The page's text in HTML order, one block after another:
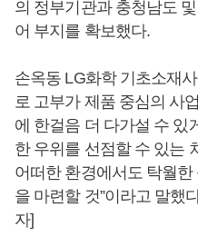
의 정부기관과 충청남도
어 부지를 확보했다.
손옥동 LG화학 기초소재
로 고부가 제품 중심의 사
에 한걸음 더 다가설 수 있
한 우위를 선점할 수 있는
어떠한 환경에서도 탁월
을 마련할 것”이라고 말했
자]